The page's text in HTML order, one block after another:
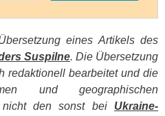
eines Artikels des
Suspilne. Die Übersetzung
redaktionell bearbeitet und die
und geographischen
nicht den sonst bei Ukraine-